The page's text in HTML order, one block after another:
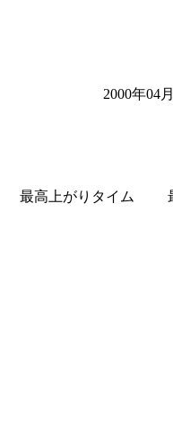
2000年04
最高上がりタイム